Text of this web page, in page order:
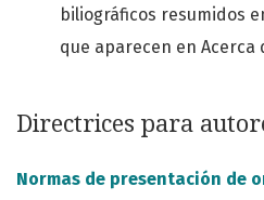
biliográficos resumidos
que aparecen en Acerca
Directrices para
Normas de presentación de